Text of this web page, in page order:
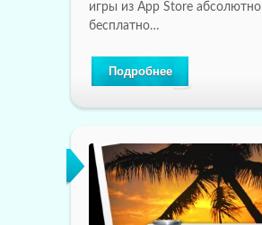
игры из App Store абсолютно
бесплатно…
Подробнее